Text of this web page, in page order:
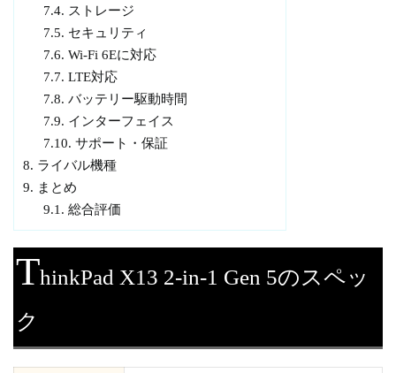
7.4. ストレージ
7.5. セキュリティ
7.6. Wi-Fi 6Eに対応
7.7. LTE対応
7.8. バッテリー駆動時間
7.9. インターフェイス
7.10. サポート・保証
8. ライバル機種
9. まとめ
9.1. 総合評価
ThinkPad X13 2-in-1 Gen 5のスペッ
ク